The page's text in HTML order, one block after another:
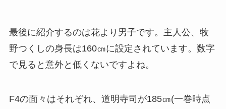
最後に紹介するのは花より男子です。主人公、牧
野つくしの身長は160㎝に設定されています。数字
で見ると意外と低くないですよね。
F4の面々はそれぞれ、道明寺司が185㎝(一巻時点